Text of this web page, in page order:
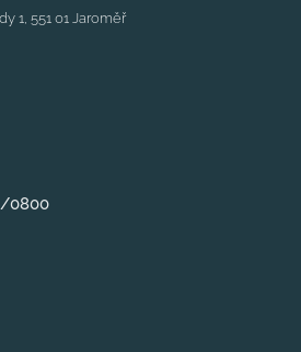
1, 551 01 Jaroměř
0800